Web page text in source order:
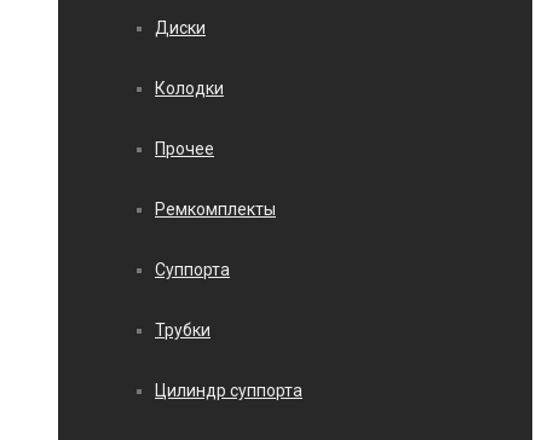
Диски
Колодки
Прочее
Ремкомплекты
Суппорта
Трубки
Цилиндр суппорта